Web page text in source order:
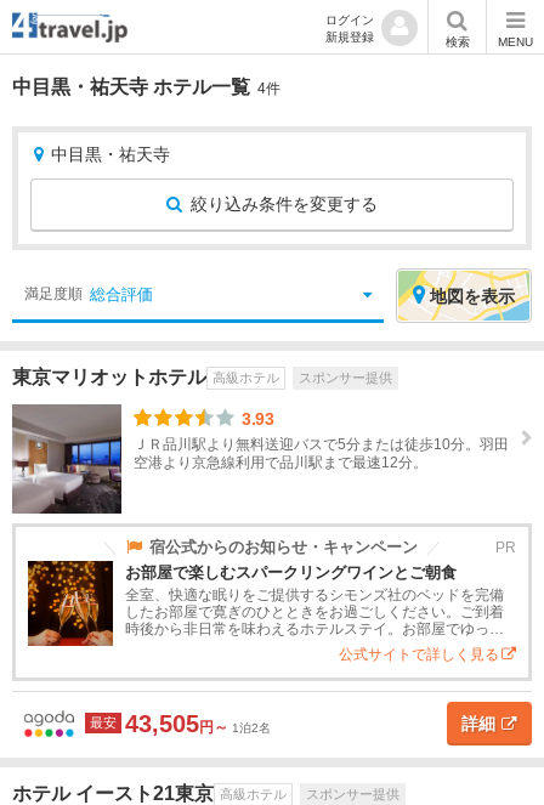
ログイン
新規登録
検索 MENU
中目黒・祐天寺 ホテル一覧 4件
中目黒・祐天寺
絞り込み条件を変更する
り
み
条
件
宿
地
中目
黒・
祐天
寺
ホ
ル
プ
リ
を
選
択
北
海
関
城
満足度順 総合評価 地図を表示
東京マリオットホテル 高級ホテル スポンサー提供
3.93
ＪＲ品川駅より無料送迎バスで5分または徒歩10分。羽田
空港より京急線利用で品川駅まで最速12分。
宿公式からのお知らせ・キャンペーン PR
お部屋で楽しむスパークリングワインとご朝食
全室、快適な眠りをご提供するシモンズ社のベッドを完備
したお部屋で寛ぎのひとときをお過ごしください。ご到着
時後から非日常を味わえるホテルステイ。お部屋でゆっく
りお寛ぎ頂けますよう、チェックイン後にお部屋で楽しめ
るスパークリングワインをボトルで...公式サイトで詳しく見る
最安 43,505円～ 1泊2名 詳細
ホテル イースト21東京 高級ホテル スポンサー提供